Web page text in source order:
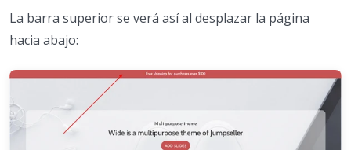
La barra superior se verá así al desplazar la página
hacia abajo: